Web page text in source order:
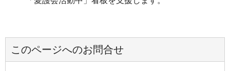
このページへのお問合せ